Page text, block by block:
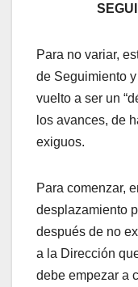
Para no variar,
de Seguimiento
vuelto a ser un
los avances, de
exiguos.
Para comenzar,
desplazamiento
después de no
a la Dirección
debe empezar a